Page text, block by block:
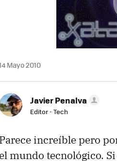
Mayo 2010
Javier Penalva
Editor - Tech
Parece increíble pero
el mundo tecnológico.